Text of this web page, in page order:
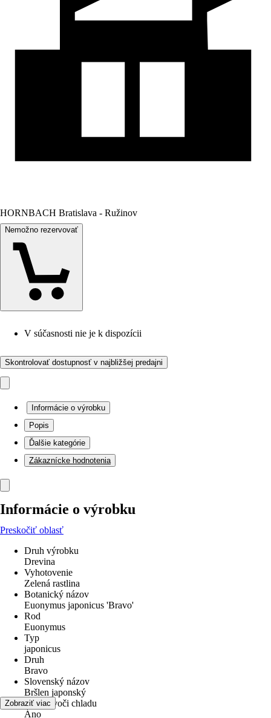
HORNBACH Bratislava - Ružinov
Nemožno rezervovať
V súčasnosti nie je k dispozícii
Skontrolovať dostupnosť v najbližšej predajni
Informácie o výrobku
Popis
Ďalšie kategórie
Zákaznícke hodnotenia
Informácie o výrobku
Preskočiť oblasť
Druh výrobku
Drevina
Vyhotovenie
Zelená rastlina
Botanický názov
Euonymus japonicus 'Bravo'
Rod
Euonymus
Typ
japonicus
Druh
Bravo
Slovenský názov
Bršlen japonský
odolné voči chladu
Áno
Zobraziť viac